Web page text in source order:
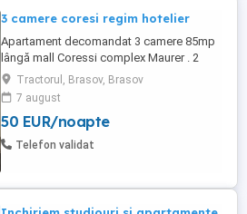
3 camere coresi regim hotelier
Apartament decomandat 3 camere 85mp
lângă mall Coressi complex Maurer . 2
dormitoare 1 living Bucătărie Balcon 2 bai.
Prețul este in funcție de numărul de zile de
cazare. Maxim 6 persoane Parcare gratuita
Contact la telefon sau whatapp
Tractorul, Brasov, Brasov
7 august
50 EUR/noapte
Telefon validat